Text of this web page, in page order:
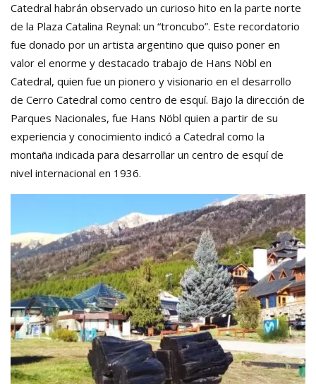
Catedral habrán observado un curioso hito en la parte norte
de la Plaza Catalina Reynal: un “troncubo”. Este recordatorio
fue donado por un artista argentino que quiso poner en
valor el enorme y destacado trabajo de Hans Nöbl en
Catedral, quien fue un pionero y visionario en el desarrollo
de Cerro Catedral como centro de esquí. Bajo la dirección de
Parques Nacionales, fue Hans Nöbl quien a partir de su
experiencia y conocimiento indicó a Catedral como la
montaña indicada para desarrollar un centro de esquí de
nivel internacional en 1936.